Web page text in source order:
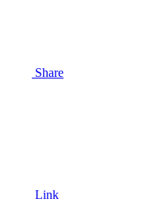
Share
Link